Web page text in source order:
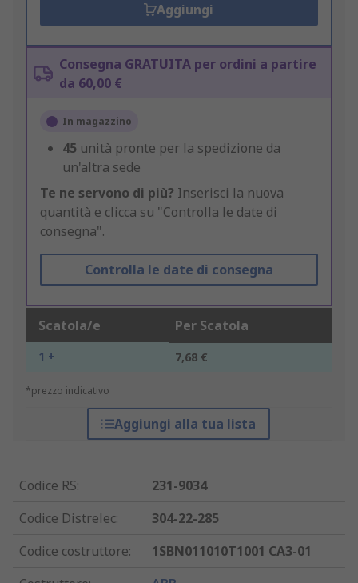
Aggiungi
Consegna GRATUITA per ordini a partire
da 60,00 €
In magazzino
45 unità pronte per la spedizione da
un'altra sede
Te ne servono di più? Inserisci la nuova
quantità e clicca su "Controlla le date di
consegna".
Controlla le date di consegna
Scatola/e Per Scatola
1 + 7,68 €
*prezzo indicativo
Aggiungi alla tua lista
Codice RS:
231-9034
Codice Distrelec:
304-22-285
Codice costruttore:
1SBN011010T1001 CA3-01